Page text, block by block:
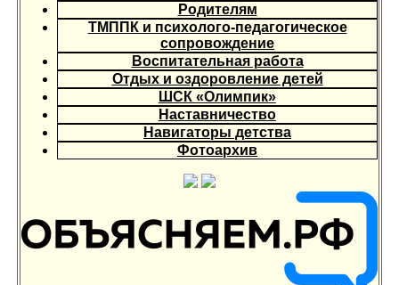
Родителям
ТМППК и психолого-педагогическое
сопровождение
Воспитательная работа
Отдых и оздоровление детей
ШСК «Олимпик»
Наставничество
Навигаторы детства
Фотоархив